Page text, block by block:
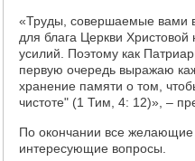
«Труды, совершаемые вами
для блага Церкви
усилий. Поэтому как
первую очередь выражаю
хранение памяти о том,
чистоте" (1 Тим, 4: 12)», –
По окончании все желающие
интересующие вопросы.